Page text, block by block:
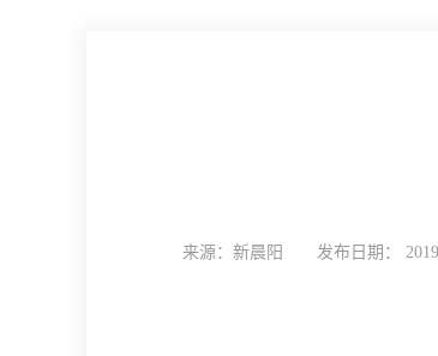
来源：新晨阳 发布日期：